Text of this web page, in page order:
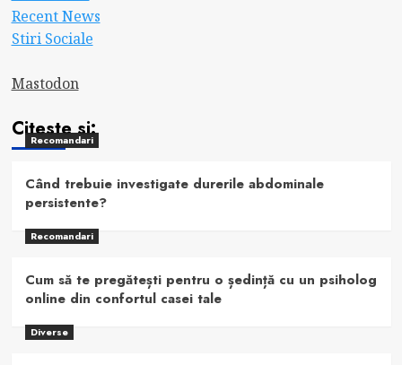
Recent News
Stiri Sociale
Mastodon
Citeste si:
Recomandari
Când trebuie investigate durerile abdominale
persistente?
Recomandari
Cum să te pregătești pentru o ședință cu un psiholog
online din confortul casei tale
Diverse